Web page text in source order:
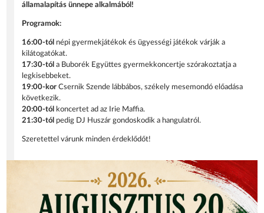
államalapítás ünnepe alkalmából!
Programok:
16:00-tól népi gyermekjátékok és ügyességi játékok várják a
kilátogatókat.
17:30-tól a Buborék Együttes gyermekkoncertje szórakoztatja a
legkisebbeket.
19:00-korCsernik Szende lábbábos, székely mesemondó előadása
következik.
20:00-tól
koncertet ad az Irie Maffia.
21:30-tól pedig DJ Huszár gondoskodik a hangulatról.
Szeretettel várunk minden érdeklődőt!